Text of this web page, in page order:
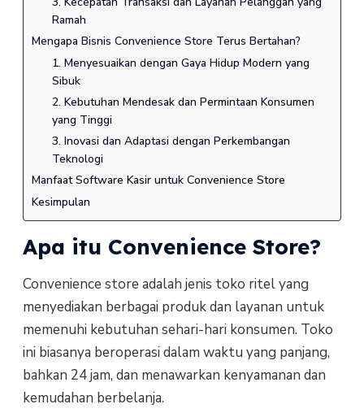
Ramah
Mengapa Bisnis Convenience Store Terus Bertahan?
1. Menyesuaikan dengan Gaya Hidup Modern yang
Sibuk
2. Kebutuhan Mendesak dan Permintaan Konsumen
yang Tinggi
3. Inovasi dan Adaptasi dengan Perkembangan
Teknologi
Manfaat Software Kasir untuk Convenience Store
Kesimpulan
Apa itu Convenience Store?
Convenience store adalah jenis toko ritel yang
menyediakan berbagai produk dan layanan untuk
memenuhi kebutuhan sehari-hari konsumen. Toko
ini biasanya beroperasi dalam waktu yang panjang,
bahkan 24 jam, dan menawarkan kenyamanan dan
kemudahan berbelanja.